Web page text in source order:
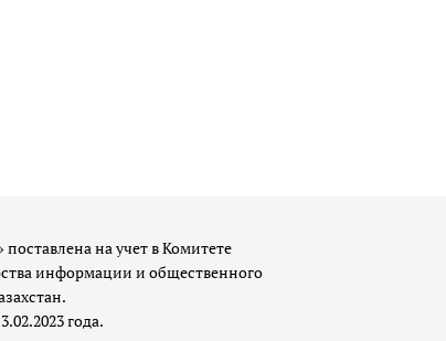
поставлена на учет в Комитете
информации и общественного
года.